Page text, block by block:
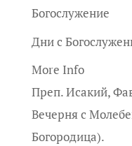
Богослужение
Дни с
More Info
Преп. Исакий,
Вечерня с
Богородица).